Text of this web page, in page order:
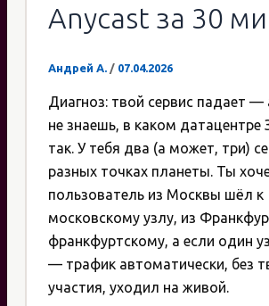
Anycast за 30
Андрей А. / 07.04.2026
Диагноз: твой сервис падает
не знаешь, в каком датацентре
так. У тебя два (а может, три)
разных точках планеты. Ты
пользователь из Москвы шёл к
московскому узлу, из
франкфуртскому, а если один
— трафик автоматически, без
участия, уходил на живой.